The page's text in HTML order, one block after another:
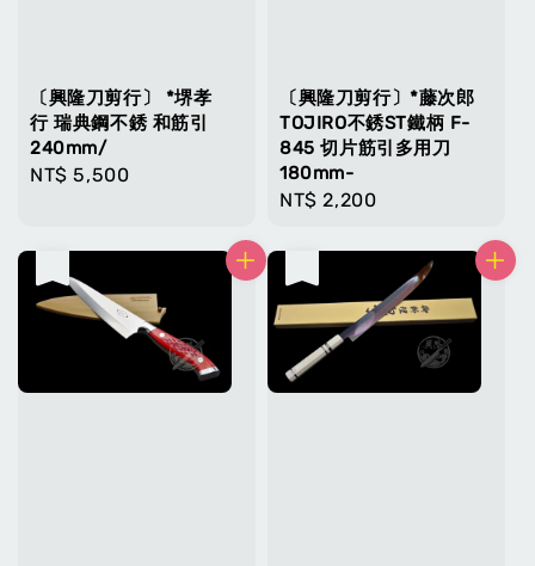
〔興隆刀剪行〕 *堺孝
行 瑞典鋼不銹 和筋引
240mm/
Regular
NT$ 5,500
〔興隆刀剪行〕*藤次郎
TOJIRO不銹ST鐵柄 F-
845 切片筋引多用刀
180mm-
Regular
NT$ 2,200